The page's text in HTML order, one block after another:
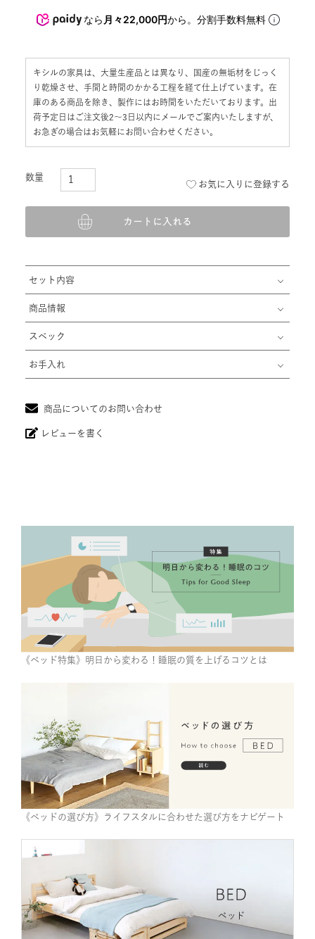
なら 月々22,000円から。分割手数料無料
キシルの家具は、大量生産品とは異なり、国産の無垢材をじっく
り乾燥させ、手間と時間のかかる工程を経て仕上げています。在
庫のある商品を除き、製作にはお時間をいただいております。出
荷予定日はご注文後2〜3日以内にメールでご案内いたしますが、
お急ぎの場合はお気軽にお問い合わせください。
お気に入りに登録する
カートに入れる
セット内容
商品情報
スペック
お手入れ
商品についてのお問い合わせ
レビューを書く
《ベッド特集》明日から変わる！睡眠の質を上げるコツとは
《ベッドの選び方》ライフスタルに合わせた選び方をナビゲート